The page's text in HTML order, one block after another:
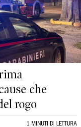
che
rogo
1 MINUTI DI LETTURA